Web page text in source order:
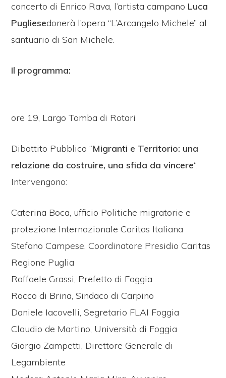
concerto di Enrico Rava, l’artista campano Luca
Pugliesedonerà l’opera “L’Arcangelo Michele” al
santuario di San Michele.
Il programma:
ore 19, Largo Tomba di Rotari
Dibattito Pubblico “Migranti e Territorio: una
relazione da costruire, una sfida da vincere“.
Intervengono:
Caterina Boca, ufficio Politiche migratorie e
protezione Internazionale Caritas Italiana
Stefano Campese, Coordinatore Presidio Caritas
Regione Puglia
Raffaele Grassi, Prefetto di Foggia
Rocco di Brina, Sindaco di Carpino
Daniele Iacovelli, Segretario FLAI Foggia
Claudio de Martino, Università di Foggia
Giorgio Zampetti, Direttore Generale di
Legambiente